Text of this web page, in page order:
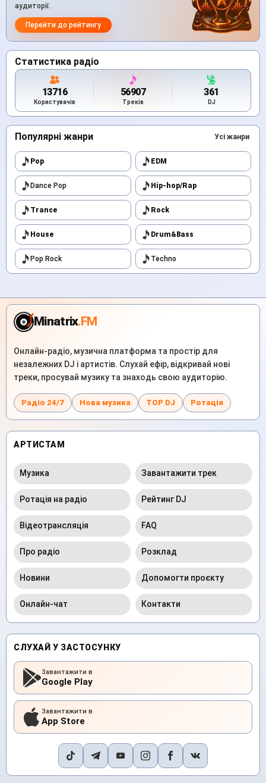
аудиторії.
Перейти до рейтингу
Статистика радіо
13716
Користувачів
56907
Треків
361
DJ
Популярні жанри Усі жанри
Pop EDM
Dance Pop Hip-hop/Rap
Trance Rock
House Drum&Bass
Pop Rock Techno
Minatrix.FM
Онлайн-радіо, музична платформа та простір для
незалежних DJ і артистів. Слухай ефір, відкривай нові
треки, просувай музику та знаходь свою аудиторію.
Радіо 24/7 Нова музика TOP DJ Ротація
АРТИСТАМ
Музика Завантажити трек
Ротація на радіо Рейтинг DJ
Відеотрансляція FAQ
Про радіо Розклад
Новини Допомогти проєкту
Онлайн-чат Контакти
СЛУХАЙ У ЗАСТОСУНКУ
Завантажити в
Google Play
Завантажити в
App Store